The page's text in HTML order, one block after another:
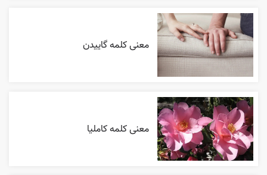
معنی کلمه گاییدن
معنی کلمه کاملیا